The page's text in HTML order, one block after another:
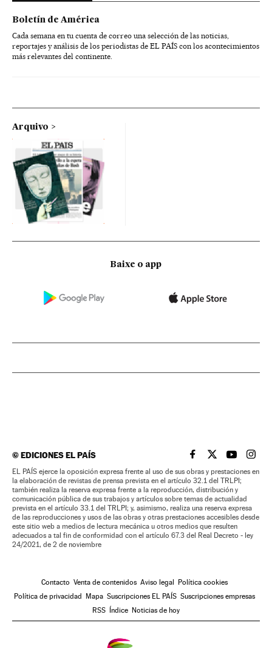
Boletín de América
Cada semana en tu cuenta de correo una selección de las noticias,
reportajes y análisis de los periodistas de EL PAÍS con los acontecimientos
más relevantes del continente.
Arquivo
Baixe o app
©EDICIONES EL PAÍS EL PAÍS BRASIL EN
EL PAÍSEL PAÍS
EL
EL PAÍS ejerce la oposición expresa frente al uso de sus obras y prestaciones en
la elaboración de revistas de prensa prevista en el artículo 32.1 del TRLPI;
también realiza la reserva expresa frente a la reproducción, distribución y
comunicación pública de sus trabajos y artículos sobre temas de actualidad
prevista en el artículo 33.1 del TRLPI; y, asimismo, realiza una reserva expresa
de las reproducciones y usos de las obras y otras prestaciones accesibles desde
este sitio web a medios de lectura mecánica u otros medios que resulten
adecuados a tal fin de conformidad con el artículo 67.3 del Real Decreto - ley
24/2021, de 2 de noviembre
Contacto Venta de contenidos Aviso legal
Política cookies
Política de privacidad
Mapa Suscripciones EL PAÍS Suscripciones empresas
RSS
Índice Noticias de hoy